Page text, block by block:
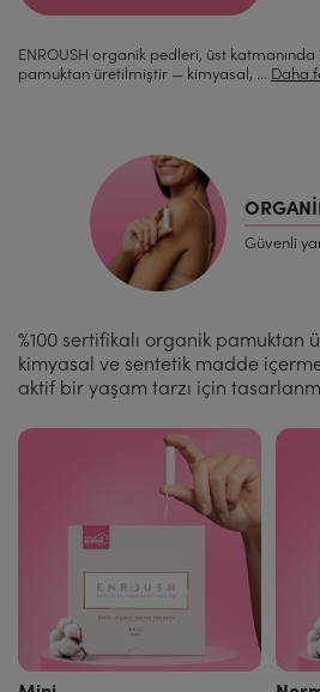
ENROUSH organik pedleri, üst katmanında
pamuktan üretilmiştir — kimyasal, ... Daha
Güvenli
%100 sertifikalı organik
kimyasal ve sentetik madde
aktif bir yaşam tarzı için